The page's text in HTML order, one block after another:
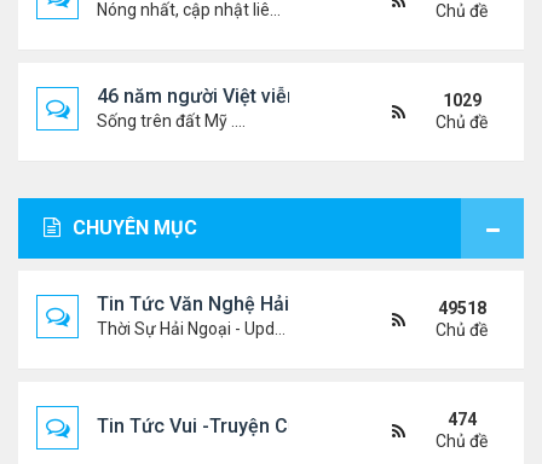
Chủ đề
46 năm người Việt viễn xứ
Sống trên đất Mỹ ....
1029
Chủ đề
CHUYÊN MỤC
Tin Tức Văn Nghệ Hải Ngoại
49518
Chủ đề
Tin Tức Vui -Truyện Cười- Video Hài
474
Chủ đề